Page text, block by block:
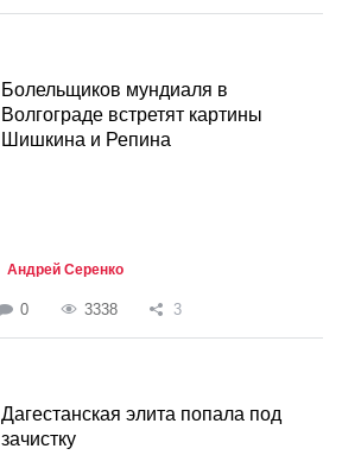
Болельщиков мундиаля в
Волгограде встретят картины
Шишкина и Репина
Андрей Серенко
0 3338 3
Дагестанская элита попала под
зачистку